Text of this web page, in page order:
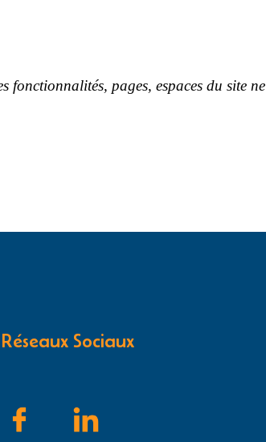
fonctionnalités, pages, espaces du site ne
Réseaux Sociaux